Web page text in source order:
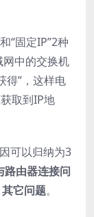
“固定IP”2种
中的交换机
得”，这样电
取到IP地
可以归纳为3
路由器连接问
它问题。